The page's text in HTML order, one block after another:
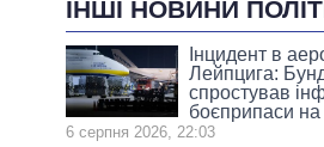
ІНШІ НОВИНИ
Інцидент в
Лейпцига:
спростував
боєприпаси на
6 серпня 2026, 22:03